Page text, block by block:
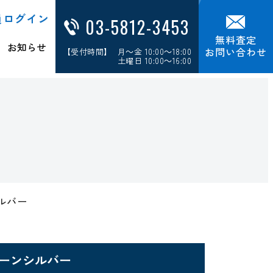
グイン
お知らせ
03-5812-3453
【受付時間】 月～金 10:00～18:00
土曜日 10:00～16:00
無料査定
お問い合わせ
バー
ンシルバー